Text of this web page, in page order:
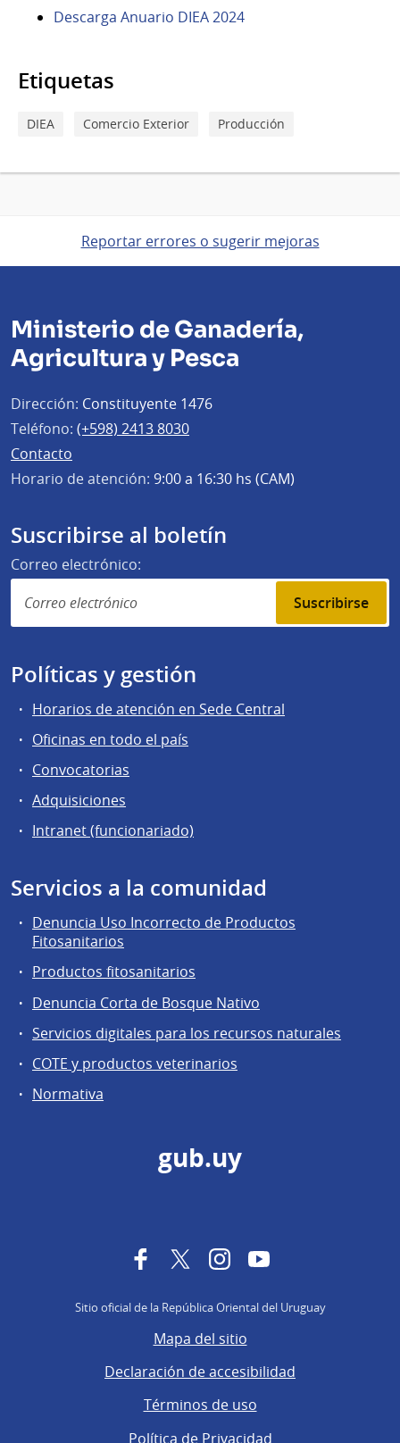
Descarga Anuario DIEA 2024
Etiquetas
DIEA Comercio Exterior Producción
Reportar errores o sugerir mejoras
Ministerio de Ganadería,
Agricultura y Pesca
Dirección: Constituyente 1476
Teléfono: (+598) 2413 8030
Contacto
Horario de atención: 9:00 a 16:30 hs (CAM)
Suscribirse al boletín
Correo electrónico:
Suscribirse
Políticas y gestión
Horarios de atención en Sede Central
Oficinas en todo el país
Convocatorias
Adquisiciones
Intranet (funcionariado)
Servicios a la comunidad
Denuncia Uso Incorrecto de Productos
Fitosanitarios
Productos fitosanitarios
Denuncia Corta de Bosque Nativo
Servicios digitales para los recursos naturales
COTE y productos veterinarios
Normativa
gub.uy
FacebookTwitterInstagramYouTube
Sitio oficial de la República Oriental del Uruguay
Mapa del sitio
Declaración de accesibilidad
Términos de uso
Política de Privacidad